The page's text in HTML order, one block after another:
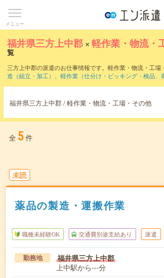
メニュー
福井県三方上中郡 ×軽作業・物流・
覧
三方上中郡の派遣のお仕事情報です。軽作業・物流・工場
造（組立・加工） 、 軽作業（仕分け・ピッキング・検品、
福井県三方上中郡 / 軽作業・物流・工場・その他
全 5件
未読
薬品の製造・運搬作業
職種未経験OK 交通費別途支給あり 派遣
勤務地 福井県三方上中郡
上中駅から---分